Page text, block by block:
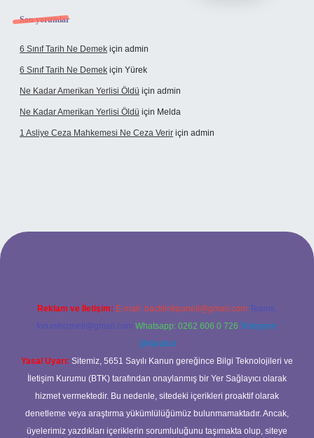
Son yorumlar
6 Sınıf Tarih Ne Demek için admin
6 Sınıf Tarih Ne Demek için Yürek
Ne Kadar Amerikan Yerlisi Öldü için admin
Ne Kadar Amerikan Yerlisi Öldü için Melda
1 Asliye Ceza Mahkemesi Ne Ceza Verir için admin
Reklam ve İletişim: E-mail: backlinkpaneli@gmail.com Teams:
forumhizmeti@gmail.com Whatsapp: 0262 606 0 726 Telegram:
@karabul
Yasal Uyarı: Sitemiz, 5651 Sayılı Kanun gereğince Bilgi Teknolojileri ve
İletişim Kurumu (BTK) tarafından onaylanmış bir Yer Sağlayıcı olarak
hizmet vermektedir. Bu nedenle, sitedeki içerikleri proaktif olarak
denetleme veya araştırma yükümlülüğümüz bulunmamaktadır. Ancak,
üyelerimiz yazdıkları içeriklerin sorumluluğunu taşımakta olup, siteye